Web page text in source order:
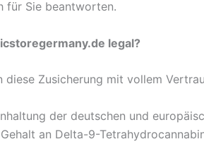
für Sie beantworten.
legal?
Zusicherung mit vollem
der deutschen und
an Delta-9-